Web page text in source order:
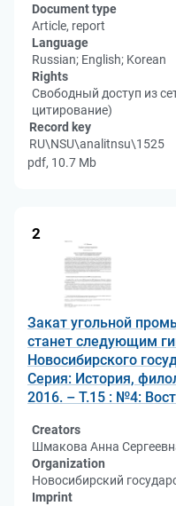
Document type
Article, report
Language
Russian; English; Korean
Rights
Свободный доступ из
цитирование)
Record key
RU\NSU\analitnsu\1525
pdf, 10.7 Mb
2
Закат угольной
станет следующим
Новосибирского
Серия: История,
2016. – Т.15 : №4:
Creators
Шмакова Анна
Organization
Новосибирский
Imprint